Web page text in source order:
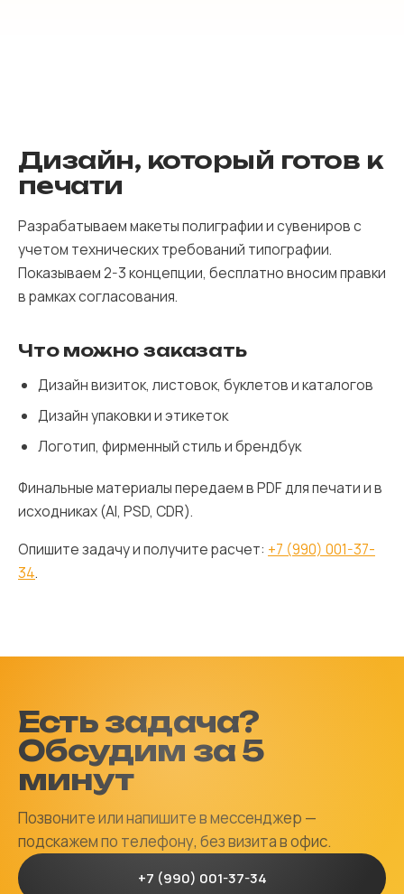
Дизайн, который готов к
печати
Разрабатываем макеты полиграфии и сувениров с
учетом технических требований типографии.
Показываем 2-3 концепции, бесплатно вносим правки
в рамках согласования.
Что можно заказать
Дизайн визиток, листовок, буклетов и каталогов
Дизайн упаковки и этикеток
Логотип, фирменный стиль и брендбук
Финальные материалы передаем в PDF для печати и в
исходниках (AI, PSD, CDR).
Опишите задачу и получите расчет: +7 (990) 001-37-
34.
Есть задача?
Обсудим за 5
минут
Позвоните или напишите в мессенджер —
подскажем по телефону, без визита в офис.
+7 (990) 001-37-34